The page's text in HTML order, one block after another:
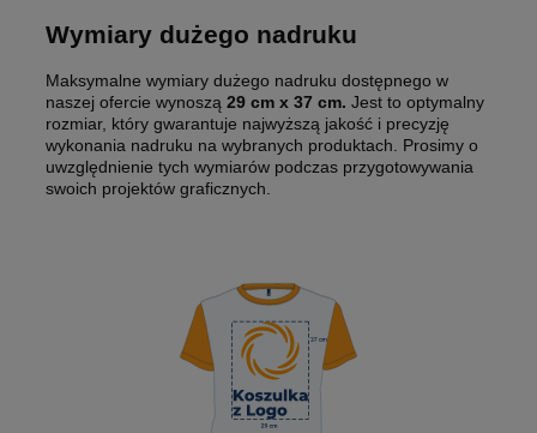
Wymiary dużego nadruku
Maksymalne wymiary dużego nadruku dostępnego w
naszej ofercie wynoszą 29 cm x 37 cm. Jest to optymalny
rozmiar, który gwarantuje najwyższą jakość i precyzję
wykonania nadruku na wybranych produktach. Prosimy o
uwzględnienie tych wymiarów podczas przygotowywania
swoich projektów graficznych.